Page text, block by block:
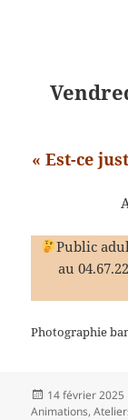
« Est-ce
Public
au
Photographie
Publié
le
14 février 2025
Animations,